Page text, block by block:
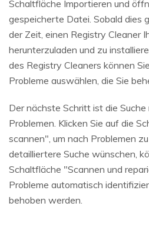
Schaltfläche Importieren und
gespeicherte Datei. Sobald dies
der Zeit, einen Registry Cleaner
herunterzuladen und zu
des Registry Cleaners können
Probleme auswählen, die Sie
Der nächste Schritt ist die
Problemen. Klicken Sie auf die
scannen", um nach Problemen
detailliertere Suche wünschen,
Schaltfläche "Scannen und
Probleme automatisch
behoben werden.